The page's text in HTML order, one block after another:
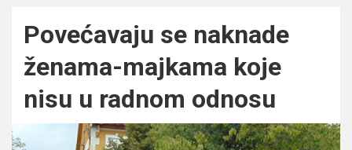
Povećavaju se naknade
ženama-majkama koje
nisu u radnom odnosu